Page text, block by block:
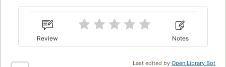
Review Notes
Last edited by Open Library Bot